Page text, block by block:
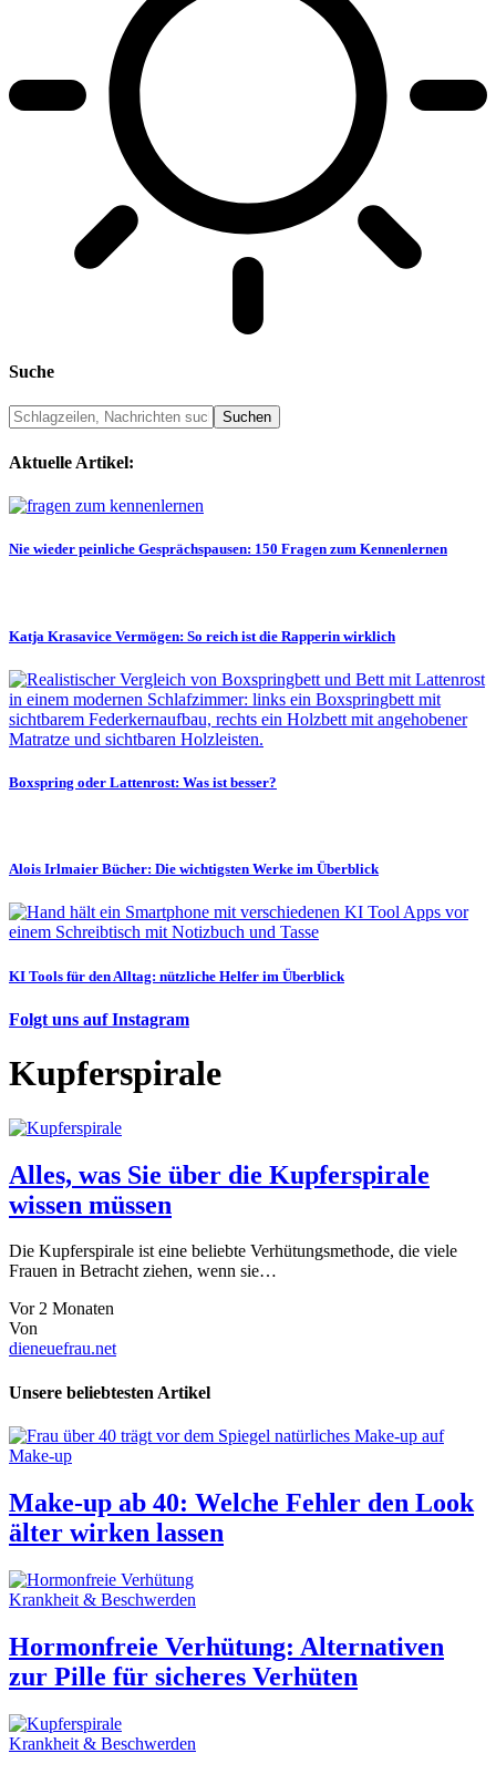
Suche
Aktuelle Artikel:
Nie wieder peinliche Gesprächspausen: 150 Fragen zum Kennenlernen
Katja Krasavice Vermögen: So reich ist die Rapperin wirklich
Boxspring oder Lattenrost: Was ist besser?
Alois Irlmaier Bücher: Die wichtigsten Werke im Überblick
KI Tools für den Alltag: nützliche Helfer im Überblick
Folgt uns auf Instagram
Kupferspirale
Alles, was Sie über die Kupferspirale
wissen müssen
Die Kupferspirale ist eine beliebte Verhütungsmethode, die viele
Frauen in Betracht ziehen, wenn sie…
Vor 2 Monaten
Von
dieneuefrau.net
Unsere beliebtesten Artikel
Make-up
Make-up ab 40: Welche Fehler den Look
älter wirken lassen
Krankheit & Beschwerden
Hormonfreie Verhütung: Alternativen
zur Pille für sicheres Verhüten
Krankheit & Beschwerden